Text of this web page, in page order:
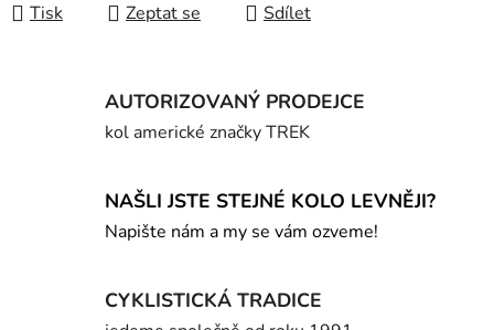
Tisk Zeptat se Sdílet
AUTORIZOVANÝ PRODEJCE
kol americké značky TREK
NAŠLI JSTE STEJNÉ KOLO LEVNĚJI?
Napište nám a my se vám ozveme!
CYKLISTICKÁ TRADICE